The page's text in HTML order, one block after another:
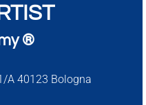
®
A 40123 Bologna